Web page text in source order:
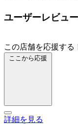
ユーザーレビュー
この店舗を応援する
ここから応援
詳細を見る